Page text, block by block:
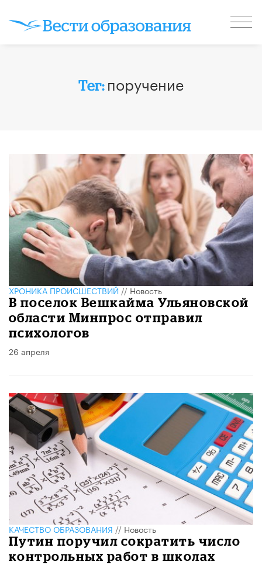
Тег: поручение
ХРОНИКА ПРОИСШЕСТВИЙ//Новость
В поселок Вешкайма Ульяновской
области Минпрос отправил
психологов
26 апреля
КАЧЕСТВО ОБРАЗОВАНИЯ // Новость
Путин поручил сократить число
контрольных работ в школах